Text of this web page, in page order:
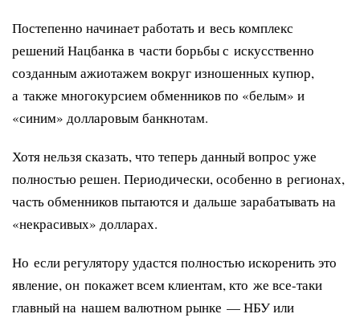
Постепенно начинает работать и весь комплекс
решений Нацбанка в части борьбы с искусственно
созданным ажиотажем вокруг изношенных купюр,
а также многокурсием обменников по «белым» и
«синим» долларовым банкнотам.
Хотя нельзя сказать, что теперь данный вопрос уже
полностью решен. Периодически, особенно в регионах,
часть обменников пытаются и дальше зарабатывать на
«некрасивых» долларах.
Но если регулятору удастся полностью искоренить это
явление, он покажет всем клиентам, кто же все-таки
главный на нашем валютном рынке — НБУ или